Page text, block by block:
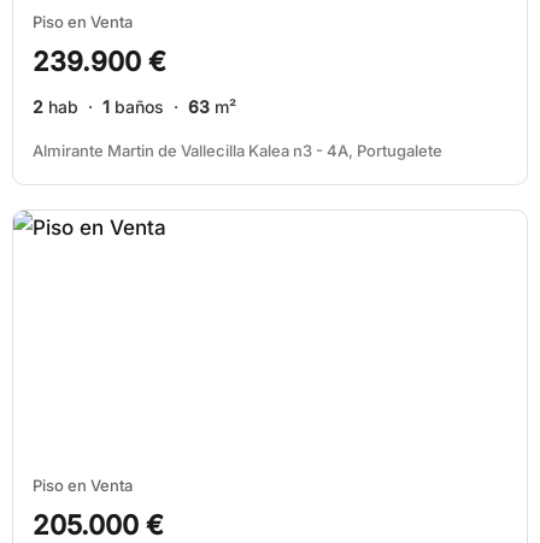
Piso en Venta
239.900 €
2 hab · 1 baños · 63 m²
Almirante Martin de Vallecilla Kalea n3 - 4A, Portugalete
Piso en Venta
205.000 €